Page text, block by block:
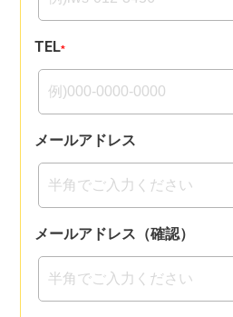
TEL*
メールアドレス
メールアドレス（確認）